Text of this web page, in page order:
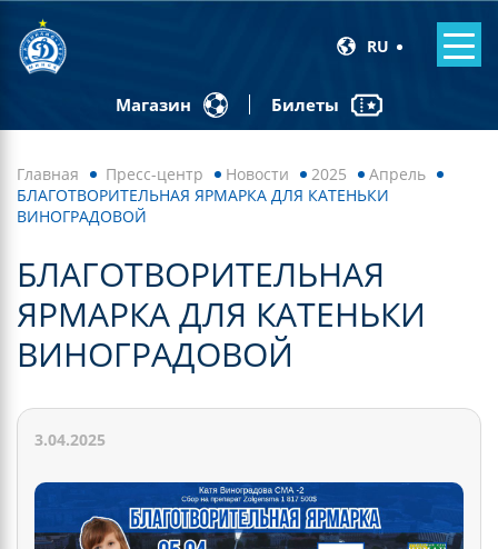
RU
Магазин Билеты
Главная Пресс-центр Новости 2025
Апрель
БЛАГОТВОРИТЕЛЬНАЯ ЯРМАРКА ДЛЯ КАТЕНЬКИ
ВИНОГРАДОВОЙ
БЛАГОТВОРИТЕЛЬНАЯ
ЯРМАРКА ДЛЯ КАТЕНЬКИ
ВИНОГРАДОВОЙ
3.04.2025